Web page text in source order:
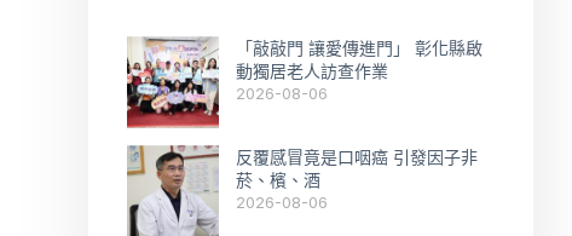
「敲敲門 讓愛傳進門」 彰化縣啟
動獨居老人訪查作業
2026-08-06
反覆感冒竟是口咽癌 引發因子非
菸、檳、酒
2026-08-06